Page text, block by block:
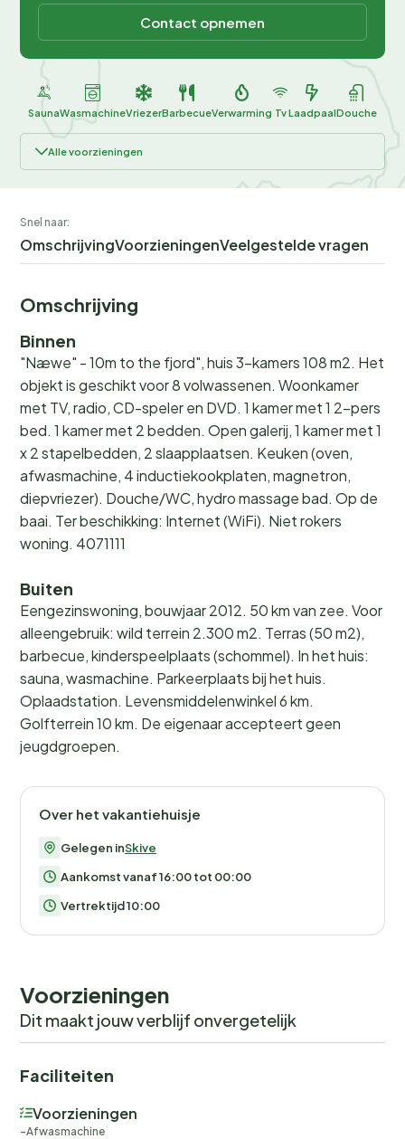
Contact opnemen
SaunaWasmachineVriezerBarbecueVerwarming TvLaadpaalDouche
Alle voorzieningen
Snel naar:
OmschrijvingVoorzieningenVeelgestelde vragen
Omschrijving
Binnen
"Næwe" - 10m to the fjord", huis 3-kamers 108 m2. Het
objekt is geschikt voor 8 volwassenen. Woonkamer
met TV, radio, CD-speler en DVD. 1 kamer met 1 2-pers
bed. 1 kamer met 2 bedden. Open galerij, 1 kamer met 1
x 2 stapelbedden, 2 slaapplaatsen. Keuken (oven,
afwasmachine, 4 inductiekookplaten, magnetron,
diepvriezer). Douche/WC, hydro massage bad. Op de
baai. Ter beschikking: Internet (WiFi). Niet rokers
woning. 4071111
Buiten
Eengezinswoning, bouwjaar 2012. 50 km van zee. Voor
alleengebruik: wild terrein 2.300 m2. Terras (50 m2),
barbecue, kinderspeelplaats (schommel). In het huis:
sauna, wasmachine. Parkeerplaats bij het huis.
Oplaadstation. Levensmiddelenwinkel 6 km.
Golfterrein 10 km. De eigenaar accepteert geen
jeugdgroepen.
Over het vakantiehuisje
Gelegen inSkive
Aankomst vanaf 16:00 tot 00:00
Vertrektijd 10:00
Voorzieningen
Dit maakt jouw verblijf onvergetelijk
Faciliteiten
Voorzieningen
Afwasmachine